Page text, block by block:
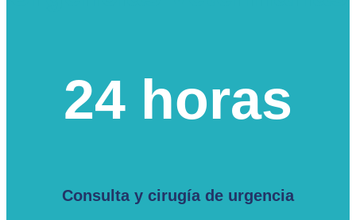
24 horas
Consulta y cirugía de urgencia